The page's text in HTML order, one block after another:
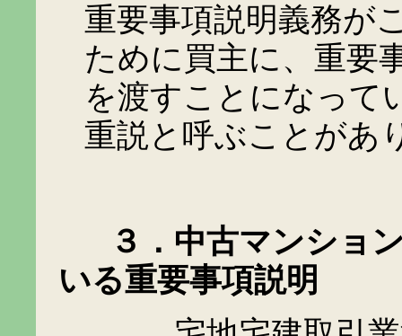
重要事項説明義務が
ために買主に、重要
を渡すことになって
重説と呼ぶことがあ
３．中古マンション
いる重要事項説明